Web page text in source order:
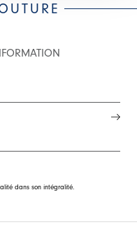
dans son intégralité.